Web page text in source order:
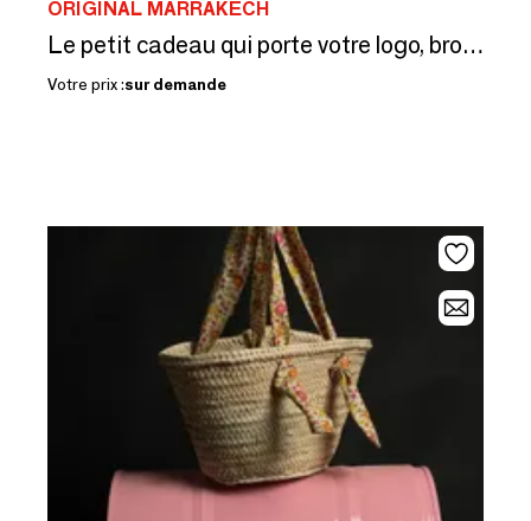
ORIGINAL MARRAKECH
Le petit cadeau qui porte votre logo, brodé main en 26 couleurs
Votre prix :sur demande